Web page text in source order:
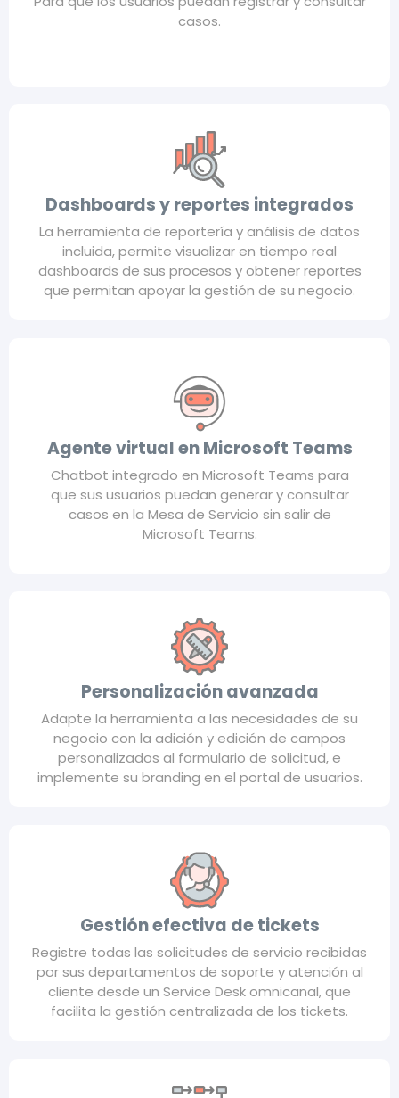
casos.
Dashboards y reportes integrados
La herramienta de reportería y análisis de datos
incluida, permite visualizar en tiempo real
dashboards de sus procesos y obtener reportes
que permitan apoyar la gestión de su negocio.
Agente virtual en Microsoft Teams
Chatbot integrado en Microsoft Teams para
que sus usuarios puedan generar y consultar
casos en la Mesa de Servicio sin salir de
Microsoft Teams.
Personalización avanzada
Adapte la herramienta a las necesidades de su
negocio con la adición y edición de campos
personalizados al formulario de solicitud, e
implemente su branding en el portal de usuarios.
Gestión efectiva de tickets
Registre todas las solicitudes de servicio recibidas
por sus departamentos de soporte y atención al
cliente desde un Service Desk omnicanal, que
facilita la gestión centralizada de los tickets.